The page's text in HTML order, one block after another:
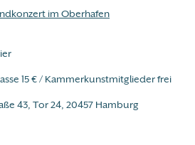
im Oberhafen
15 € / Kammerkunstmitglieder frei
43, Tor 24, 20457 Hamburg